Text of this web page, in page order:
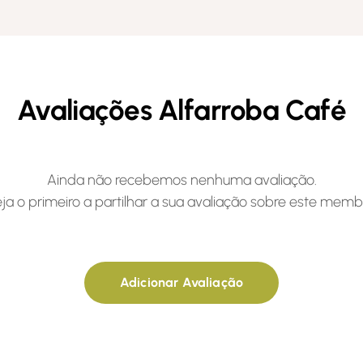
Avaliações Alfarroba Café
Ainda não recebemos nenhuma avaliação.
o primeiro a partilhar a sua avaliação sobre este
Adicionar Avaliação